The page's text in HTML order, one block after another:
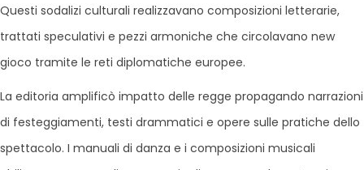
Questi sodalizi culturali realizzavano composizioni letterarie,
trattati speculativi e pezzi armoniche che circolavano new
gioco tramite le reti diplomatiche europee.
La editoria amplificò impatto delle regge propagando narrazioni
di festeggiamenti, testi drammatici e opere sulle pratiche dello
spettacolo. I manuali di danza e i composizioni musicali